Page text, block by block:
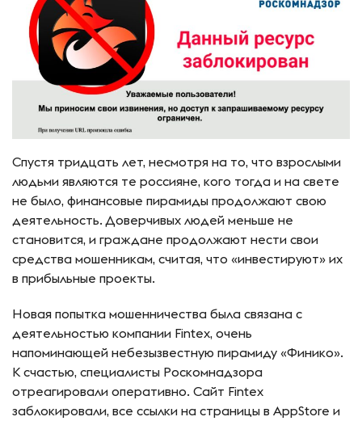
Спустя тридцать лет, несмотря на то, что взрослыми
людьми являются те россияне, кого тогда и на свете
не было, финансовые пирамиды продолжают свою
деятельность. Доверчивых людей меньше не
становится, и граждане продолжают нести свои
средства мошенникам, считая, что «инвестируют» их
в прибыльные проекты.
Новая попытка мошенничества была связана с
деятельностью компании Fintex, очень
напоминающей небезызвестную пирамиду «Финико».
К счастью, специалисты Роскомнадзора
отреагировали оперативно. Сайт Fintex
заблокировали, все ссылки на страницы в AppStore и